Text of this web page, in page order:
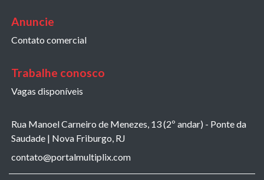
Anuncie
Contato comercial
Trabalhe conosco
Vagas disponíveis
Rua Manoel Carneiro de Menezes, 13 (2º andar) - Ponte da
Saudade | Nova Friburgo, RJ
contato@portalmultiplix.com